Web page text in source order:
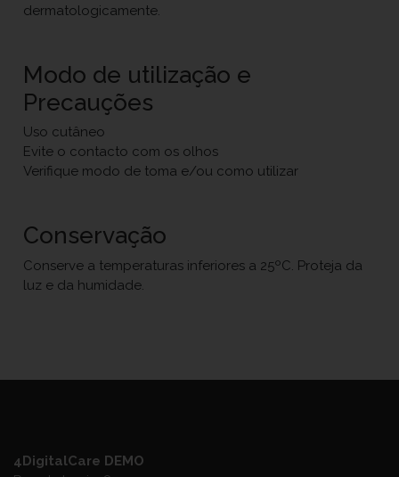
dermatologicamente.
Modo de utilização e
Precauções
Uso cutâneo
Evite o contacto com os olhos
Verifique modo de toma e/ou como utilizar
Conservação
Conserve a temperaturas inferiores a 25ºC. Proteja da
luz e da humidade.
4DigitalCare DEMO